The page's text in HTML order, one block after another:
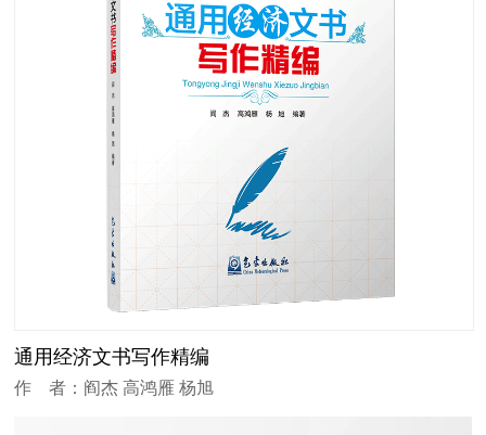
通用经济文书写作精编
作 者：阎杰 高鸿雁 杨旭